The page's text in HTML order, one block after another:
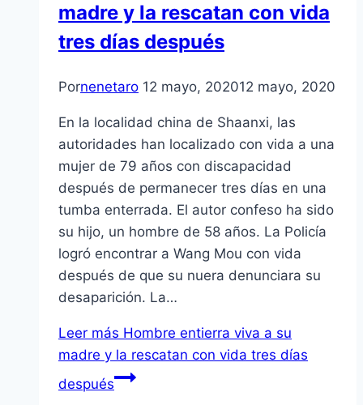
madre y la rescatan con vida
tres días después
Pornenetaro 12 mayo, 202012 mayo, 2020
En la localidad china de Shaanxi, las
autoridades han localizado con vida a una
mujer de 79 años con discapacidad
después de permanecer tres días en una
tumba enterrada. El autor confeso ha sido
su hijo, un hombre de 58 años. La Policía
logró encontrar a Wang Mou con vida
después de que su nuera denunciara su
desaparición. La…
Leer más Hombre entierra viva a su
madre y la rescatan con vida tres días
después